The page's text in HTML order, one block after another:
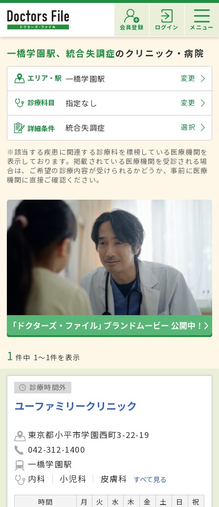
会員登録 ログイン メニュー
一橋学園駅、統合失調症のクリニック・病院
エリア・駅 一橋学園駅 変更
診療科目 指定なし 変更
詳細条件 統合失調症 選択
※該当する疾患に関連する診療科を標榜している医療機関を
表示しております。掲載されている医療機関を受診される場
合は、ご希望の診療内容が受けられるかどうか、事前に医療
機関に直接ご確認ください。
1 件中 1〜1件を表示
診療時間外
ユーファミリークリニック
東京都小平市学園西町3-22-19
042-312-1400
一橋学園駅
内科
小児科 皮膚科 すべて見る
時間 月 火 水 木 金 土 日
祝